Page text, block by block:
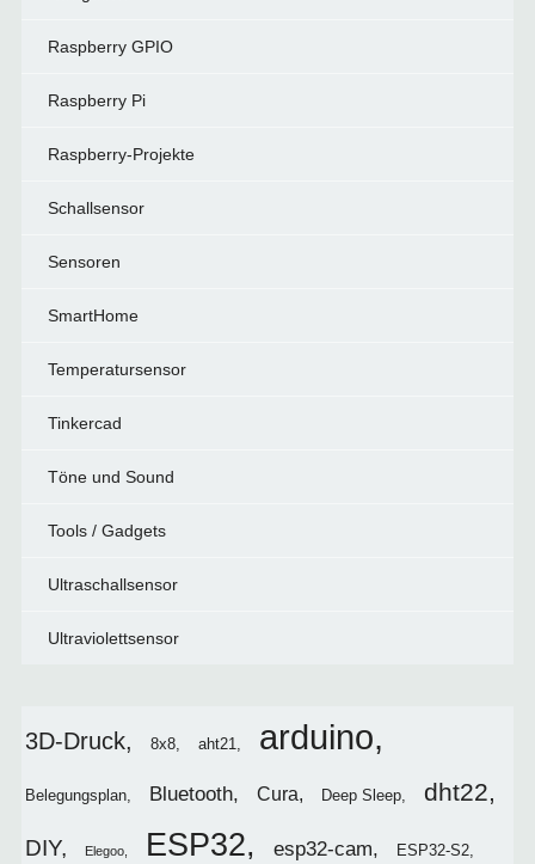
Raspberry GPIO
Raspberry Pi
Raspberry-Projekte
Schallsensor
Sensoren
SmartHome
Temperatursensor
Tinkercad
Töne und Sound
Tools / Gadgets
Ultraschallsensor
Ultraviolettsensor
3D-Druck 8x8 aht21 arduino
Belegungsplan Bluetooth Cura Deep Sleep dht22
DIY Elegoo ESP32 esp32-cam ESP32-S2